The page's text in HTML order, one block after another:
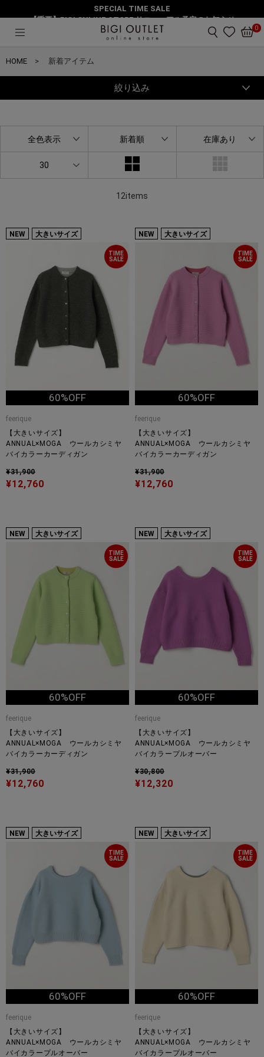
SPECIAL TIME SALE
【重要】BIGI ONLINE STORE リニューアル予定のお知らせ
0
HOME 新着アイテム
絞り込み
12items
全色表示 新着順 在庫あり
30
NEW 大きいサイズ
TIME
SALE
60%OFF
feerique
【大きいサイズ】
ANNUAL×MOGA ウールカシミヤ
バイカラーカーディガン
¥31,900
¥12,760
NEW 大きいサイズ
TIME
SALE
60%OFF
feerique
【大きいサイズ】
ANNUAL×MOGA ウールカシミヤ
バイカラーカーディガン
¥31,900
¥12,760
NEW 大きいサイズ
TIME
SALE
60%OFF
feerique
【大きいサイズ】
ANNUAL×MOGA ウールカシミヤ
バイカラーカーディガン
¥31,900
¥12,760
NEW 大きいサイズ
TIME
SALE
60%OFF
feerique
【大きいサイズ】
ANNUAL×MOGA ウールカシミヤ
バイカラープルオーバー
¥30,800
¥12,320
NEW 大きいサイズ
TIME
SALE
60%OFF
feerique
【大きいサイズ】
ANNUAL×MOGA ウールカシミヤ
バイカラープルオーバー
NEW 大きいサイズ
TIME
SALE
60%OFF
feerique
【大きいサイズ】
ANNUAL×MOGA ウールカシミヤ
バイカラープルオーバー